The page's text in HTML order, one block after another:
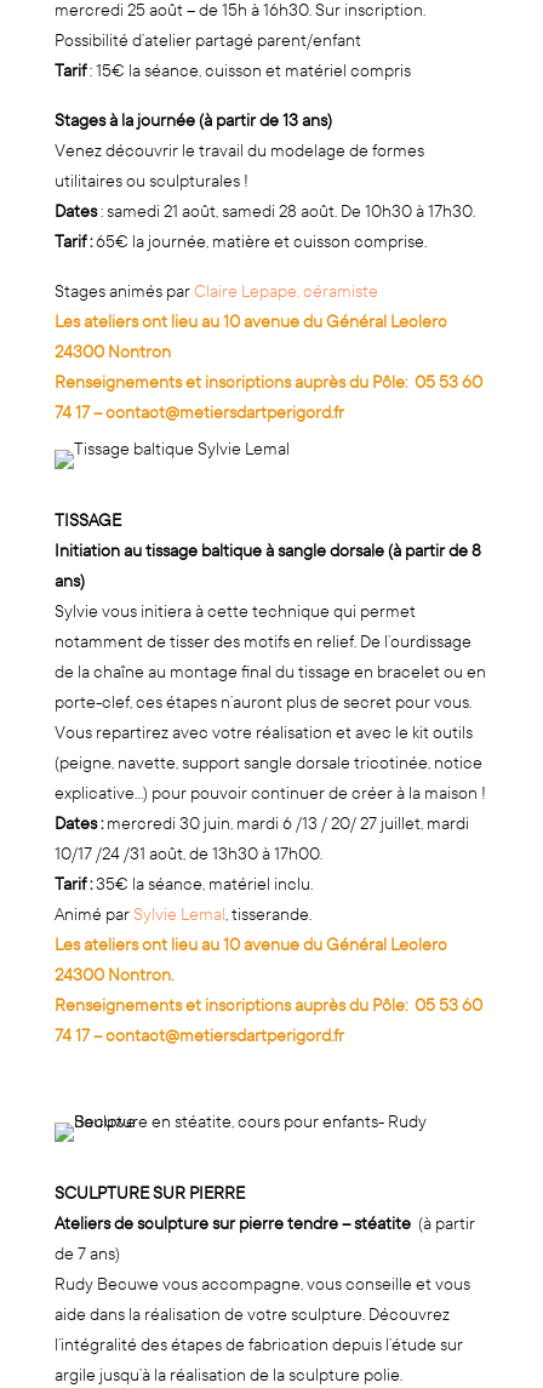
mercredi 25 août – de 15h à 16h30. Sur inscription.
Possibilité d’atelier partagé parent/enfant
Tarif: 15€ la séance, cuisson et matériel compris
Stages à la journée (à partir de 13 ans)
Venez découvrir le travail du modelage de formes
utilitaires ou sculpturales !
Dates: samedi 21 août, samedi 28 août. De 10h30 à 17h30.
Tarif :65€ la journée, matière et cuisson comprise.
Stages animés parClaire Lepape, céramiste
Les ateliers ont lieu au 10 avenue du Général Leclerc
24300 Nontron
Renseignements et inscriptions auprès du Pôle: 05 53 60
74 17–contact@metiersdartperigord.fr
TISSAGE
Initiation au tissage baltique à sangle dorsale (à partir de 8
ans)
Sylvie vous initiera à cette technique qui permet
notamment de tisser des motifs en relief. De l’ourdissage
de la chaîne au montage final du tissage en bracelet ou en
porte-clef, ces étapes n’auront plus de secret pour vous.
Vous repartirez avec votre réalisation et avec le kit outils
(peigne, navette, support sangle dorsale tricotinée, notice
explicative…) pour pouvoir continuer de créer à la maison !
Dates :mercredi 30 juin, mardi 6 /13 / 20/ 27 juillet, mardi
10/17 /24 /31 août, de 13h30 à 17h00.
Tarif :35€ la séance, matériel inclu.
Animé parSylvie Lemal, tisserande.
Les ateliers ont lieu au 10 avenue du Général Leclerc
24300 Nontron.
Renseignements et inscriptions auprès du Pôle: 05 53 60
74 17–contact@metiersdartperigord.fr
SCULPTURE SUR PIERRE
Ateliers de sculpture sur pierre tendre – stéatite (à partir
de 7 ans)
Rudy Becuwe vous accompagne, vous conseille et vous
aide dans la réalisation de votre sculpture. Découvrez
l’intégralité des étapes de fabrication depuis l’étude sur
argile jusqu’à la réalisation de la sculpture polie.